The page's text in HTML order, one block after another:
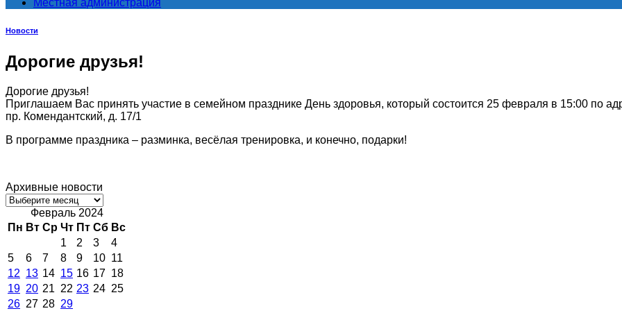
Местная администрация
Новости
Дорогие друзья!
Дорогие друзья!
Приглашаем Вас принять участие в семейном празднике День здоровья, который состоится 25 февраля в 15:00 по
пр. Комендантский, д. 17/1
В программе праздника – разминка, весёлая тренировка, и конечно, подарки!
Архивные новости
Архивные
новостиФевраль 2024
Пн Вт Ср Чт Пт Сб Вс
1
2 3
4
5
6 7 8 9 10 11
12 13 14 15 16 17 18
19 20 21 22 23 24 25
26 27 28 29